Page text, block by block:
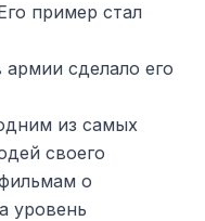
пример стал
сделало его
из самых
своего
о
уровень